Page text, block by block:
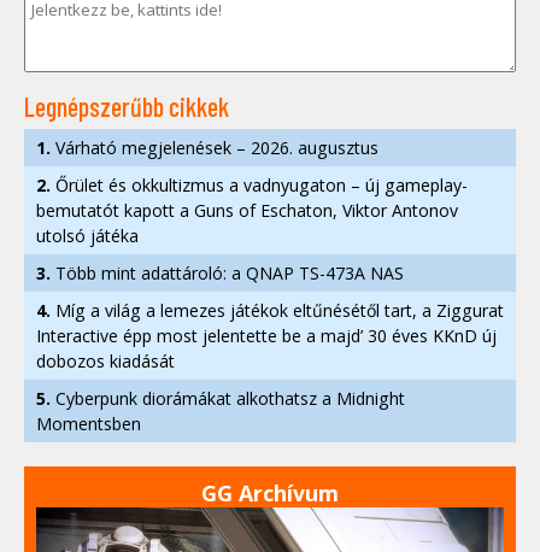
Legnépszerűbb cikkek
1. Várható megjelenések – 2026. augusztus
2. Őrület és okkultizmus a vadnyugaton – új gameplay-
bemutatót kapott a Guns of Eschaton, Viktor Antonov
utolsó játéka
3. Több mint adattároló: a QNAP TS-473A NAS
4. Míg a világ a lemezes játékok eltűnésétől tart, a Ziggurat
Interactive épp most jelentette be a majd’ 30 éves KKnD új
dobozos kiadását
5. Cyberpunk diorámákat alkothatsz a Midnight
Momentsben
GG Archívum